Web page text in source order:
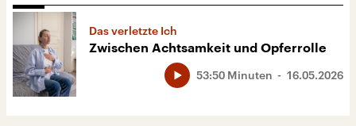
Das verletzte Ich
Zwischen Achtsamkeit und Opferrolle
16.05.2026
53:50 Minuten